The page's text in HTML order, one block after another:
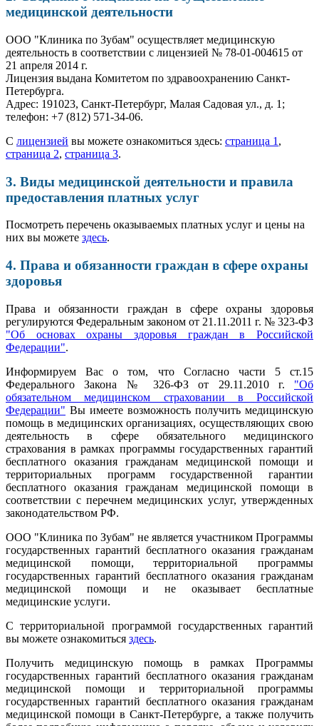
медицинской деятельности
ООО "Клиника по Зубам" осуществляет медицинскую
деятельность в соответствии с лицензией № 78-01-004615 от
21 апреля 2014 г.
Лицензия выдана Комитетом по здравоохранению Санкт-
Петербурга.
Адрес: 191023, Санкт-Петербург, Малая Садовая ул., д. 1;
телефон: +7 (812) 571-34-06.
С лицензией вы можете ознакомиться здесь: страница 1 ,
страница 2, страница 3.
3. Виды медицинской деятельности и правила
предоставления платных услуг
Посмотреть перечень оказываемых платных услуг и цены на
них вы можете здесь.
4. Права и обязанности граждан в сфере охраны
здоровья
Права и обязанности граждан в сфере охраны здоровья
регулируются Федеральным законом от 21.11.2011 г. № 323-ФЗ
"Об основах охраны здоровья граждан в Российской
Федерации".
Информируем Вас о том, что Согласно части 5 ст.15
Федерального Закона № 326-ФЗ от 29.11.2010 г. "Об
обязательном медицинском страховании в Российской
Федерации" Вы имеете возможность получить медицинскую
помощь в медицинских организациях, осуществляющих свою
деятельность в сфере обязательного медицинского
страхования в рамках программы государственных гарантий
бесплатного оказания гражданам медицинской помощи и
территориальных программ государственной гарантии
бесплатного оказания гражданам медицинской помощи в
соответствии с перечнем медицинских услуг, утвержденных
законодательством РФ.
ООО "Клиника по Зубам" не является участником Программы
государственных гарантий бесплатного оказания гражданам
медицинской помощи, территориальной программы
государственных гарантий бесплатного оказания гражданам
медицинской помощи и не оказывает бесплатные
медицинские услуги.
С территориальной программой государственных гарантий
вы можете ознакомиться здесь.
Получить медицинскую помощь в рамках Программы
государственных гарантий бесплатного оказания гражданам
медицинской помощи и территориальной программы
государственных гарантий бесплатного оказания гражданам
медицинской помощи в Санкт-Петербурге, а также получить